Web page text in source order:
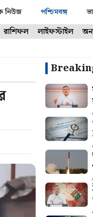
নিউজ পশ্চিমবঙ্গ
রাশিফল লাইফস্টাইল